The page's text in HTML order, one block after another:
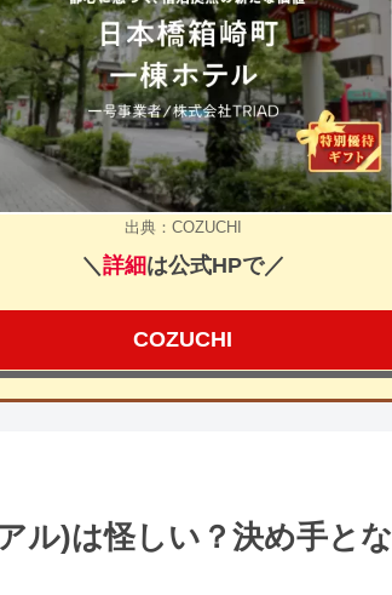
出典：COZUCHI
＼ 詳細は公式HPで／
COZUCHI
ル)は怪しい？決め手とな